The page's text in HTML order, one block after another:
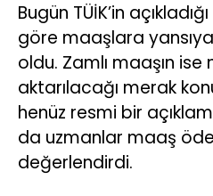
Bugün TÜİK’in
göre maaşlara
oldu. Zamlı maaşın
aktarılacağı merak
henüz resmi bir
da uzmanlar maaş
değerlendirdi.